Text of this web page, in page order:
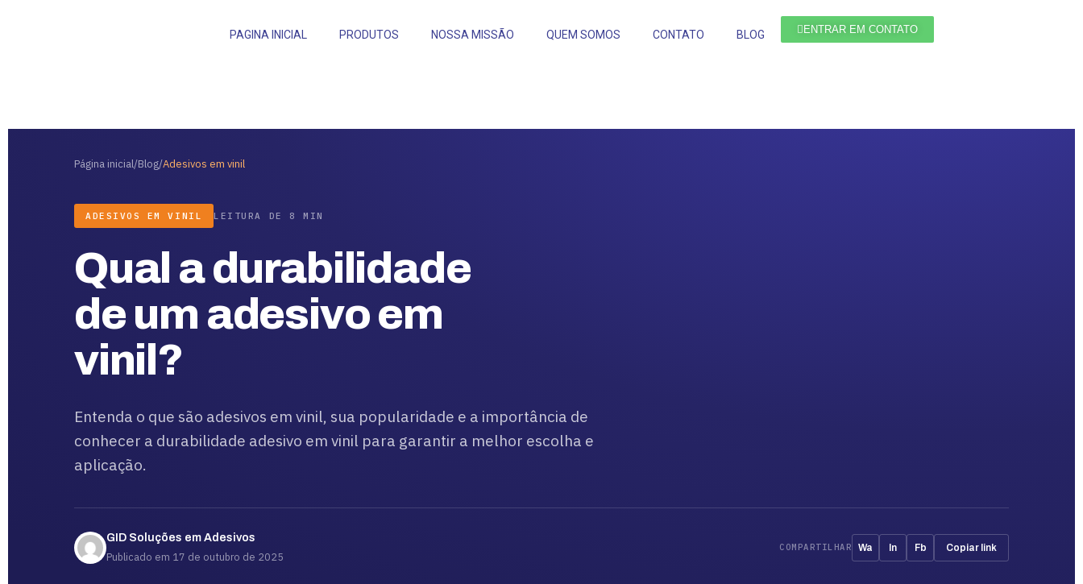
PAGINA INICIAL PRODUTOS NOSSA MISSÃO QUEM SOMOS CONTATO BLOG ENTRAR EM CONTATO
Página inicial/Blog/Adesivos em vinil
ADESIVOS EM VINIL LEITURA DE 8 MIN
Qual a durabilidade
de um adesivo em
vinil?
Entenda o que são adesivos em vinil, sua popularidade e a importância de
conhecer a durabilidade adesivo em vinil para garantir a melhor escolha e
aplicação.
GID Soluções em Adesivos
Publicado em 17 de outubro de 2025
COMPARTILHAR Wa In Fb Copiar link